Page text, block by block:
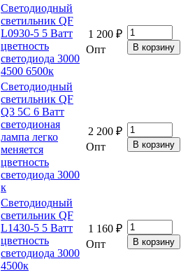
Светодиодный
светильник QF
L0930-5 5 Ватт
цветность
светодиода 3000
4500 6500к
1 200 ₽
Опт
Светодиодный
светильник QF
Q3 5C 6 Ватт
светодионая
лампа легко
меняется
цветность
светодиода 3000
к
2 200 ₽
Опт
Светодиодный
светильник QF
L1430-5 5 Ватт
цветность
светодиода 3000
4500к
1 160 ₽
Опт